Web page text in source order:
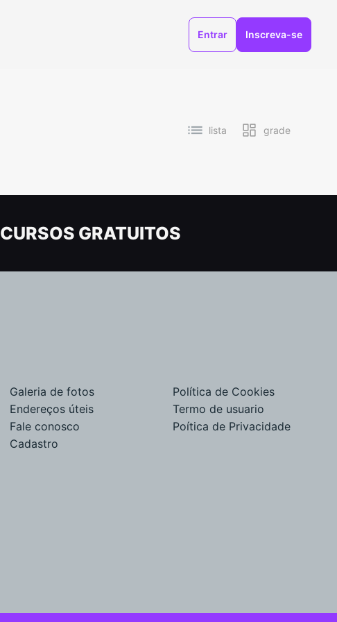
Entrar Inscreva-se
lista grade
CURSOS GRATUITOS
Galeria de fotos
Endereços úteis
Fale conosco
Cadastro
Política de Cookies
Termo de usuario
Poítica de Privacidade